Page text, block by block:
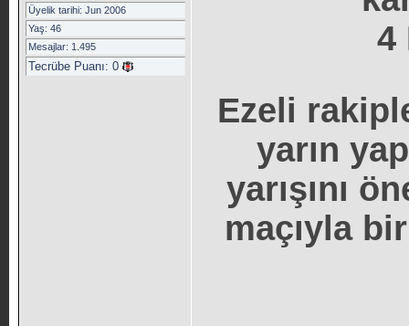
Üyelik tarihi: Jun 2006
Yaş: 46
Mesajlar: 1.495
Tecrübe Puanı: 0
4
Ezeli
yarın
yarışını
maçıyla